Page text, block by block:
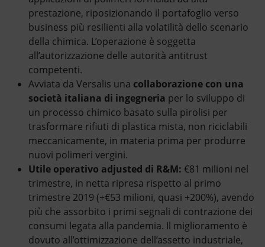
prestazione, riposizionando il portafoglio verso
business più resilienti alla volatilità dello scenario
della chimica. L’operazione è soggetta
all’autorizzazione delle autorità antitrust
competenti.
Avviata da Versalis una collaborazione con una
società italiana di ingegneria per lo sviluppo di
un processo chimico basato sulla pirolisi per
trasformare rifiuti di plastica mista, non riciclabili
meccanicamente, in materia prima per produrre
nuovi polimeri vergini.
Utile operativo adjusted di R&M: €81 milioni nel
trimestre, in netta ripresa rispetto al primo
trimestre 2019 (+€53 milioni, quasi +200%), avendo
più che assorbito i primi segnali di contrazione dei
consumi legata alla pandemia. Il miglioramento è
dovuto all’ottimizzazione dell’assetto industriale,